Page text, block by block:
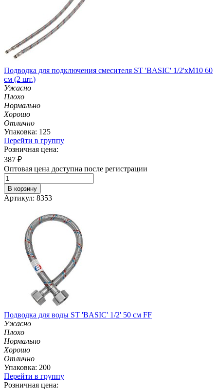
Подводка для подключения смесителя ST 'BASIC' 1/2'хМ10 60
см (2 шт.)
Ужасно
Плохо
Нормально
Хорошо
Отлично
Упаковка: 125
Перейти в группу
Розничная цена:
387 ₽
Оптовая цена доступна после регистрации
В корзину
Артикул: 8353
Подводка для воды ST 'BASIC' 1/2' 50 см FF
Ужасно
Плохо
Нормально
Хорошо
Отлично
Упаковка: 200
Перейти в группу
Розничная цена: